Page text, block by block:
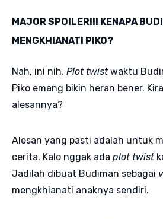
MAJOR SPOILER!!! KENAPA
MENGKHIANATI PIKO?
Nah, ini nih. Plot twistwaktu
Piko emang bikin heran bener.
alesannya?
Alesan yang pasti adalah untuk
cerita. Kalo nggak ada plot twist
Jadilah dibuat Budiman sebagai
mengkhianati anaknya sendiri.